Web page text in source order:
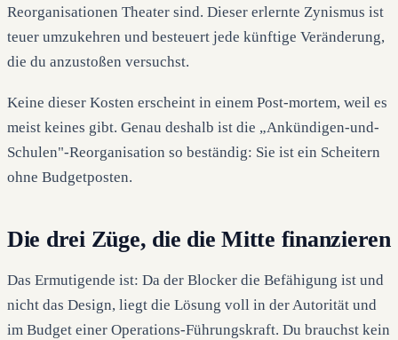
Reorganisationen Theater sind. Dieser erlernte Zynismus ist
teuer umzukehren und besteuert jede künftige Veränderung,
die du anzustoßen versuchst.
Keine dieser Kosten erscheint in einem Post-mortem, weil es
meist keines gibt. Genau deshalb ist die „Ankündigen-und-
Schulen"-Reorganisation so beständig: Sie ist ein Scheitern
ohne Budgetposten.
Die drei Züge, die die Mitte finanzieren
Das Ermutigende ist: Da der Blocker die Befähigung ist und
nicht das Design, liegt die Lösung voll in der Autorität und
im Budget einer Operations-Führungskraft. Du brauchst kein